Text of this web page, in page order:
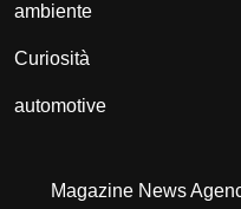
ambiente
Curiosità
automotive
Magazine News